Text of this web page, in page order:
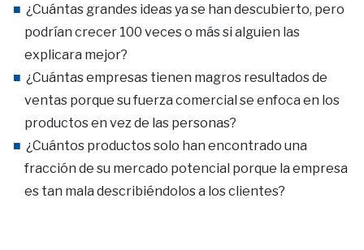
¿Cuántas grandes ideas ya se han descubierto, pero
podrían crecer 100 veces o más si alguien las
explicara mejor?
¿Cuántas empresas tienen magros resultados de
ventas porque su fuerza comercial se enfoca en los
productos en vez de las personas?
¿Cuántos productos solo han encontrado una
fracción de su mercado potencial porque la empresa
es tan mala describiéndolos a los clientes?